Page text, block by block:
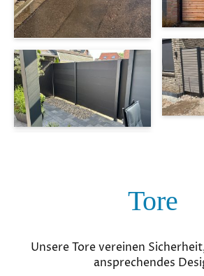
Tore
Unsere Tore vereinen
ansprechendes